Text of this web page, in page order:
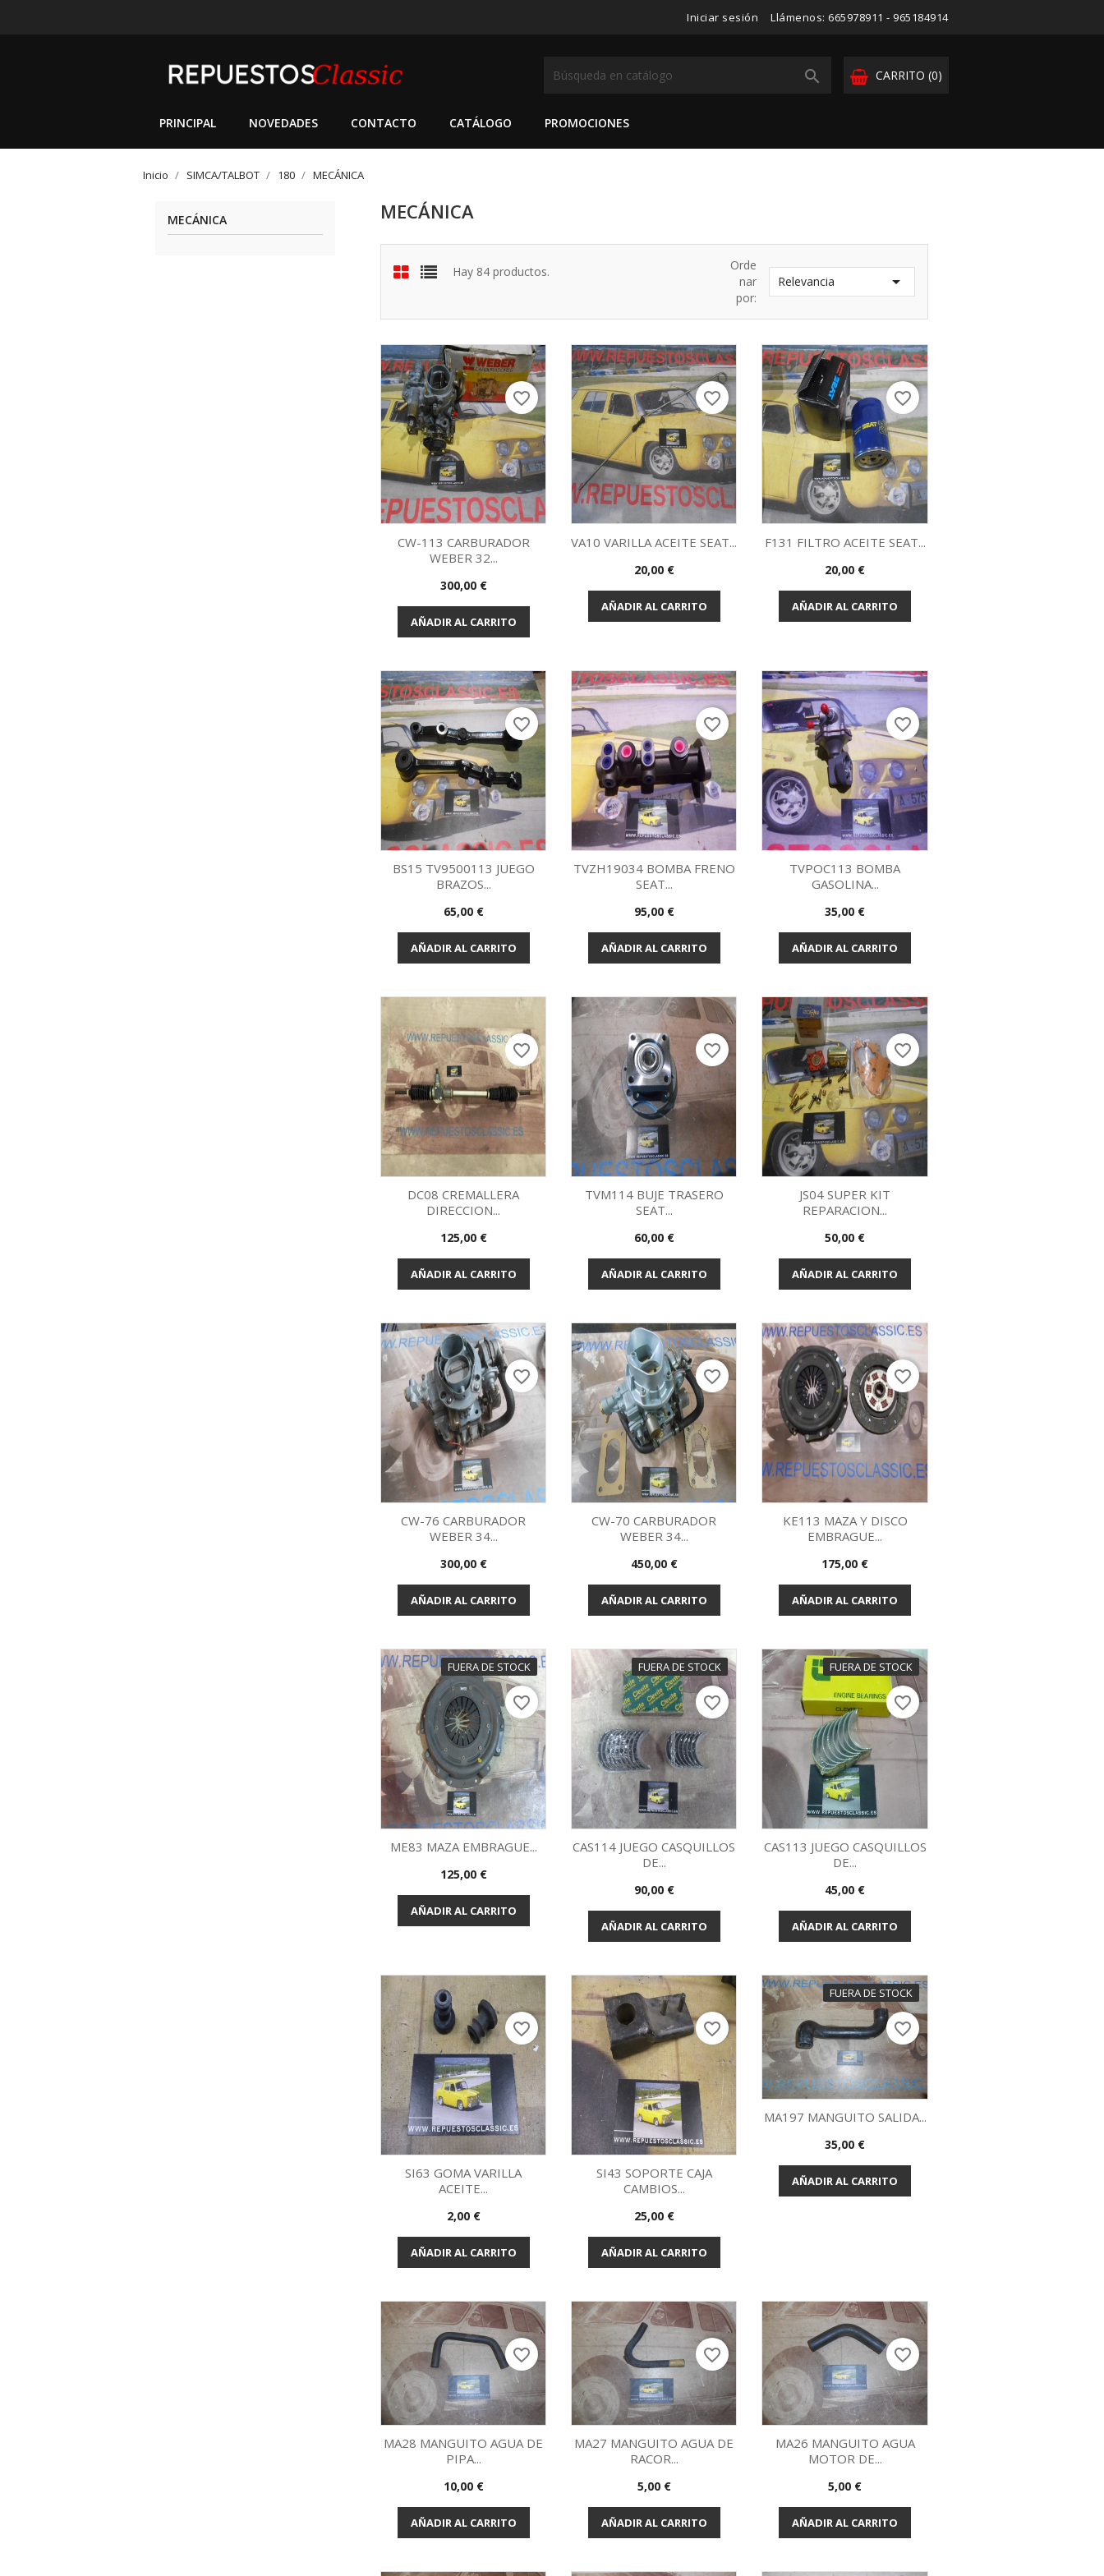
Iniciar sesión Llámenos: 665978911 - 965184914
CARRITO (0)

PRINCIPAL NOVEDADES CONTACTO CATÁLOGO PROMOCIONES
Inicio SIMCA/TALBOT 180 MECÁNICA
MECÁNICA MECÁNICA
Hay 84 productos.
Orde
nar
por:
Relevancia 
Vista rápida
CW-113 CARBURADOR
WEBER 32...
Precio
300,00 €
AÑADIR AL CARRITO
favorite_border
Vista rápida
VA10 VARILLA ACEITE SEAT...
Precio
20,00 €
AÑADIR AL CARRITO
favorite_border
Vista rápida
F131 FILTRO ACEITE SEAT...
Precio
20,00 €
AÑADIR AL CARRITO
favorite_border
Vista rápida
BS15 TV9500113 JUEGO
BRAZOS...
Precio
65,00 €
AÑADIR AL CARRITO
favorite_border
Vista rápida
TVZH19034 BOMBA FRENO
SEAT...
Precio
95,00 €
AÑADIR AL CARRITO
favorite_border
Vista rápida
TVPOC113 BOMBA
GASOLINA...
Precio
35,00 €
AÑADIR AL CARRITO
favorite_border
Vista rápida
DC08 CREMALLERA
DIRECCION...
Precio
125,00 €
AÑADIR AL CARRITO
favorite_border
Vista rápida
TVM114 BUJE TRASERO
SEAT...
Precio
60,00 €
AÑADIR AL CARRITO
favorite_border
Vista rápida
JS04 SUPER KIT
REPARACION...
Precio
50,00 €
AÑADIR AL CARRITO
favorite_border
Vista rápida
CW-76 CARBURADOR
WEBER 34...
Precio
300,00 €
AÑADIR AL CARRITO
favorite_border
Vista rápida
CW-70 CARBURADOR
WEBER 34...
Precio
450,00 €
AÑADIR AL CARRITO
favorite_border
Vista rápida
KE113 MAZA Y DISCO
EMBRAGUE...
Precio
175,00 €
AÑADIR AL CARRITO
favorite_border
FUERA DE STOCK
Vista rápida
ME83 MAZA EMBRAGUE...
Precio
125,00 €
AÑADIR AL CARRITO
favorite_border
FUERA DE STOCK
Vista rápida
CAS114 JUEGO CASQUILLOS
DE...
Precio
90,00 €
AÑADIR AL CARRITO
favorite_border
FUERA DE STOCK
Vista rápida
CAS113 JUEGO CASQUILLOS
DE...
Precio
45,00 €
AÑADIR AL CARRITO
favorite_border
Vista rápida
SI63 GOMA VARILLA
ACEITE...
Precio
2,00 €
AÑADIR AL CARRITO
favorite_border
Vista rápida
SI43 SOPORTE CAJA
CAMBIOS...
Precio
25,00 €
AÑADIR AL CARRITO
favorite_border
FUERA DE STOCK
Vista rápida
MA197 MANGUITO SALIDA...
Precio
35,00 €
AÑADIR AL CARRITO
favorite_border
Vista rápida
MA28 MANGUITO AGUA DE
PIPA...
Precio
10,00 €
AÑADIR AL CARRITO
favorite_border
Vista rápida
MA27 MANGUITO AGUA DE
RACOR...
Precio
5,00 €
AÑADIR AL CARRITO
favorite_border
Vista rápida
MA26 MANGUITO AGUA
MOTOR DE...
Precio
5,00 €
AÑADIR AL CARRITO
favorite_border